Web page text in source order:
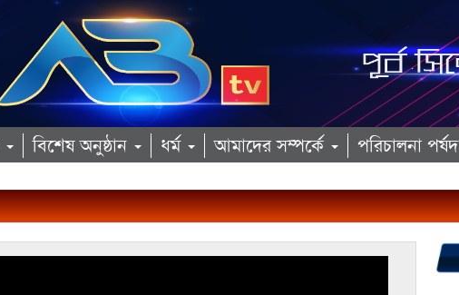
বিশেষ অনুষ্ঠান ধর্ম আমাদের সম্পর্কে পরিচালনা পর্ষদ